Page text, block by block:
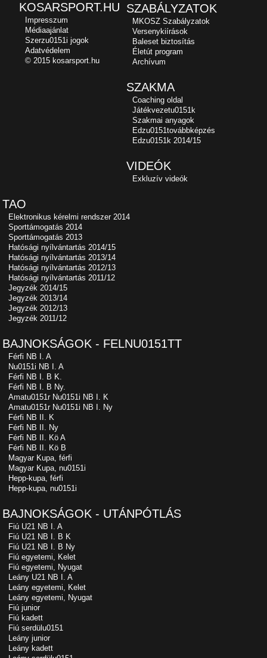
SZABÁLYZATOK
MKOSZ Szabályzatok
Versenykiírások
Baleset biztosítás
Életút program
Archívum
SZAKMA
Coaching oldal
Játékvezetu0151k
Szakmai anyagok
Edzu0151továbbképzés
Edzu0151k 2014/15
VIDEÓK
Exkluzív videók
TAO
Elektronikus kérelmi rendszer 2014
Sporttámogatás 2014
Sporttámogatás 2013
Hatósági nyílvántartás 2014/15
Hatósági nyílvántartás 2013/14
Hatósági nyílvántartás 2012/13
Hatósági nyílvántartás 2011/12
Jegyzék 2014/15
Jegyzék 2013/14
Jegyzék 2012/13
Jegyzék 2011/12
BAJNOKSÁGOK - FELNU0151TT
Férfi NB I. A
Nu0151i NB I. A
Férfi NB I. B K.
Férfi NB I. B Ny.
Amatu0151r Nu0151i NB I. K
Amatu0151r Nu0151i NB I. Ny
Férfi NB II. K
Férfi NB II. Ny
Férfi NB II. Kö A
Férfi NB II. Kö B
Magyar Kupa, férfi
Magyar Kupa, nu0151i
Hepp-kupa, férfi
Hepp-kupa, nu0151i
BAJNOKSÁGOK - UTÁNPÓTLÁS
Fiú U21 NB I. A
Fiú U21 NB I. B K
Fiú U21 NB I. B Ny
Fiú egyetemi, Kelet
Fiú egyetemi, Nyugat
Leány U21 NB I. A
Leány egyetemi, Kelet
Leány egyetemi, Nyugat
Fiú junior
Fiú kadett
Fiú serdülu0151
Leány junior
Leány kadett
KOSARSPORT.HU
Impresszum
Médiaajánlat
Szerzu0151i jogok
Adatvédelem
© 2015 kosarsport.hu